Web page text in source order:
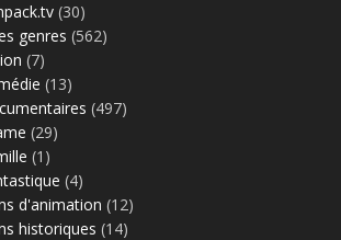
(30)
genres (562)
(7)
(13)
(497)
(29)
(1)
(4)
d'animation (12)
historiques (14)